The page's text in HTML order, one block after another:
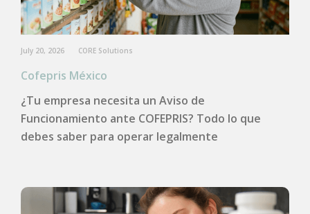
July 20, 2026 CORE Solutions
Cofepris México
¿Tu empresa necesita un Aviso de
Funcionamiento ante COFEPRIS? Todo lo que
debes saber para operar legalmente